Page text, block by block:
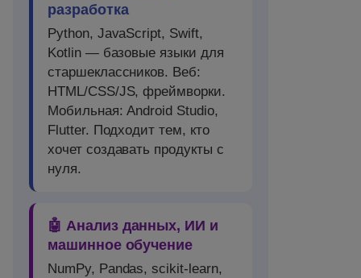
разработка
Python, JavaScript, Swift,
Kotlin — базовые языки для
старшеклассников. Веб:
HTML/CSS/JS, фреймворки.
Мобильная: Android Studio,
Flutter. Подходит тем, кто
хочет создавать продукты с
нуля.
🤖 Анализ данных, ИИ и
машинное обучение
NumPy, Pandas, scikit-learn,